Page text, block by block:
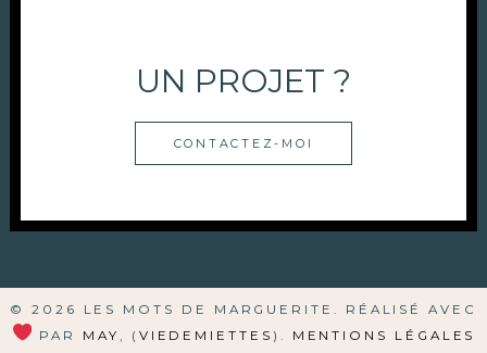
UN PROJET ?
CONTACTEZ-MOI
© 2026 LES MOTS DE MARGUERITE. RÉALISÉ AVEC
PAR MAY , ( VIEDEMIETTES ). MENTIONS LÉGALES